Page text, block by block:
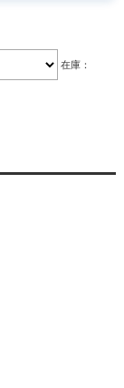
在庫：